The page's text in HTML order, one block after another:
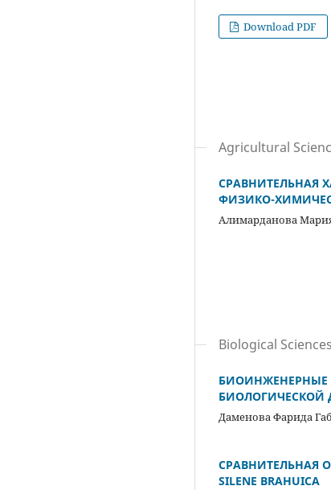
Download PDF
Agricultural
СРАВНИТЕЛЬНАЯ
ФИЗИКО-
Алимарданова
Biological Sciences
БИОИНЖЕНЕРНЫЕ
БИОЛОГИЧЕСКОЙ
Даменова Фарида
СРАВНИТЕЛЬНАЯ
SILENE BRAHUICA